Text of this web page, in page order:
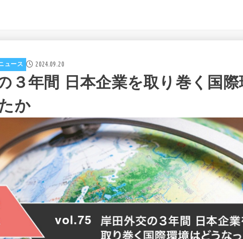
ュース 2024.09.20
３年間 日本企業を取り巻く国際
か